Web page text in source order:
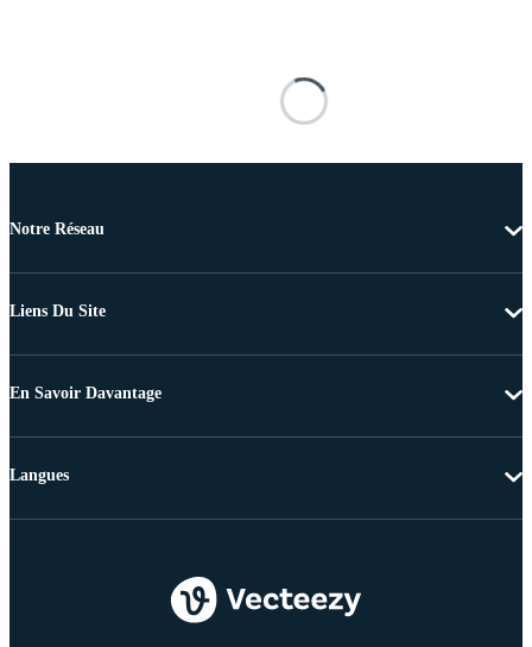
Notre Réseau
Liens Du Site
En Savoir Davantage
Langues